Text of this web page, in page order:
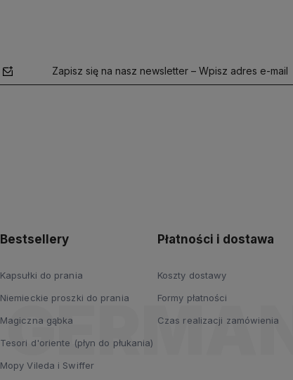
Zapisz się na nasz newsletter – Wpisz adres e-mail
Bestsellery
Kapsułki do prania
Niemieckie proszki do prania
Magiczna gąbka
Tesori d'oriente (płyn do płukania)
Mopy Vileda i Swiffer
Płatności i dostawa
Koszty dostawy
Formy płatności
Czas realizacji zamówienia